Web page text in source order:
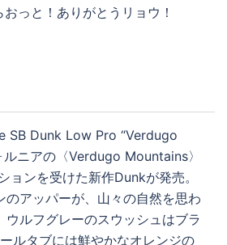
っと！ありがとうリョウ！
SB Dunk Low Pro “Verdugo
ニアの〈Verdugo Mountains〉
ョンを受けた新作Dunkが発売。
のアッパーが、山々の自然を思わ
ウルフグレーのスウッシュはブラ
ルタブには鮮やかなオレンジの